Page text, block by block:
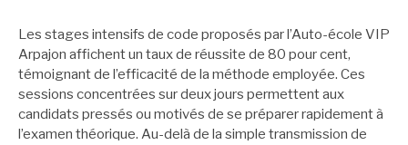
Les stages intensifs de code proposés par l’Auto-école VIP
Arpajon affichent un taux de réussite de 80 pour cent,
témoignant de l’efficacité de la méthode employée. Ces
sessions concentrées sur deux jours permettent aux
candidats pressés ou motivés de se préparer rapidement à
l’examen théorique. Au-delà de la simple transmission de